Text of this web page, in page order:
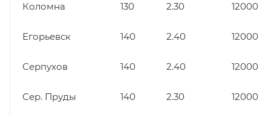
Коломна 130 2.30 12000
Егорьевск 140 2.40 12000
Серпухов 140 2.40 12000
Сер. Пруды 140 2.30 12000